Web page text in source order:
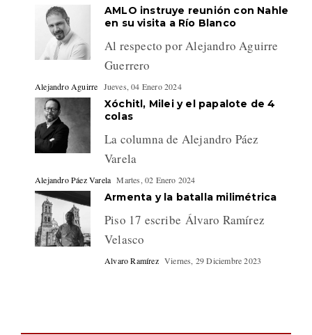
AMLO instruye reunión con Nahle
en su visita a Río Blanco
Al respecto por Alejandro Aguirre
Guerrero
Alejandro Aguirre Jueves, 04 Enero 2024
Xóchitl, Milei y el papalote de 4
colas
La columna de Alejandro Páez
Varela
Alejandro Páez Varela Martes, 02 Enero 2024
Armenta y la batalla milimétrica
Piso 17 escribe Álvaro Ramírez
Velasco
Alvaro Ramírez Viernes, 29 Diciembre 2023